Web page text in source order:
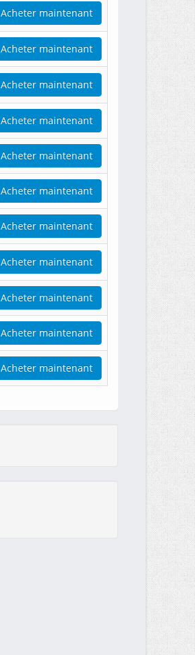
Acheter maintenant
Acheter maintenant
Acheter maintenant
Acheter maintenant
Acheter maintenant
Acheter maintenant
Acheter maintenant
Acheter maintenant
Acheter maintenant
Acheter maintenant
Acheter maintenant